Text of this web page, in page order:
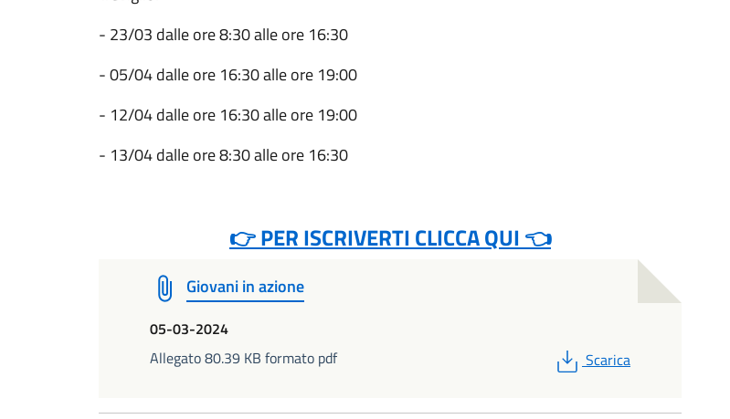
- 23/03 dalle ore 8:30 alle ore 16:30
- 05/04 dalle ore 16:30 alle ore 19:00
- 12/04 dalle ore 16:30 alle ore 19:00
- 13/04 dalle ore 8:30 alle ore 16:30
👉PER ISCRIVERTI CLICCA QUI 👈
Giovani in azione
05-03-2024
Allegato 80.39 KB formato pdf
PDF
Scarica